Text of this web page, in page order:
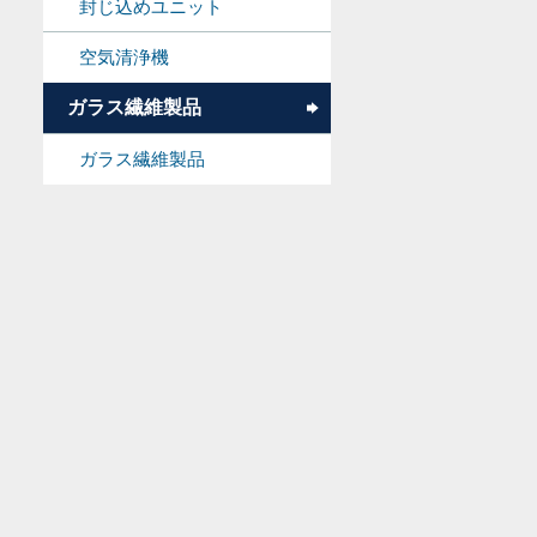
封じ込めユニット
空気清浄機
ガラス繊維製品
ガラス繊維製品